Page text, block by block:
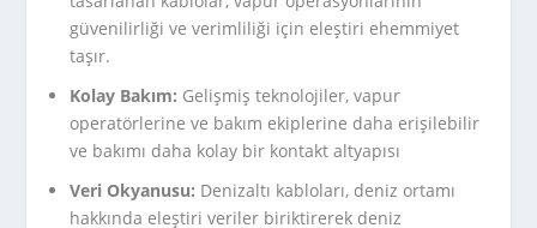
güvenilirliği ve verimliliği için eleştiri ehemmiyet
taşır.
Kolay Bakım: Gelişmiş teknolojiler, vapur
operatörlerine ve bakım ekiplerine daha erişilebilir
ve bakımı daha kolay bir kontakt altyapısı
Veri Okyanusu: Denizaltı kabloları, deniz ortamı
hakkında eleştiri veriler biriktirerek deniz